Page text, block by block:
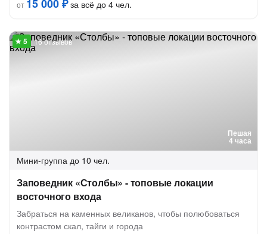
от 15 000 ₽за всё до 4 чел.
Пешая
4 часа
16 отзывов
Мини-группа до 10 чел.
Заповедник «Столбы» - топовые локации
восточного входа
Забраться на каменных великанов, чтобы полюбоваться
контрастом скал, тайги и города